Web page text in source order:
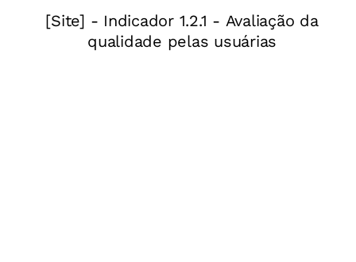
da bandeira têm profundo significado histórico
(veja acima).